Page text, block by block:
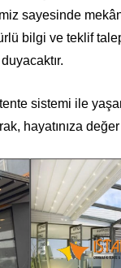
sayesinde
bilgi ve teklif
sistemi ile
hayatınıza